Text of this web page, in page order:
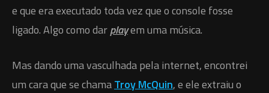
e que era executado toda vez que o console fosse
ligado. Algo como darplayem uma música.
Mas dando uma vasculhada pela internet, encontrei
um cara que se chamaTroy McQuin, e ele extraiu o